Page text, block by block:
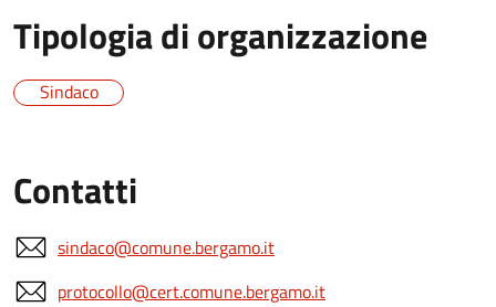
Tipologia di organizzazione
Sindaco
Contatti
sindaco@comune.bergamo.it
protocollo@cert.comune.bergamo.it